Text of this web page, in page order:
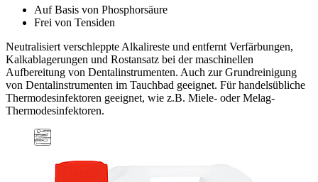
Auf Basis von Phosphorsäure
Frei von Tensiden
Neutralisiert verschleppte Alkalireste und entfernt Verfärbungen,
Kalkablagerungen und Rostansatz bei der maschinellen
Aufbereitung von Dentalinstrumenten. Auch zur Grundreinigung
von Dentalinstrumenten im Tauchbad geeignet. Für handelsübliche
Thermodesinfektoren geeignet, wie z.B. Miele- oder Melag-
Thermodesinfektoren.